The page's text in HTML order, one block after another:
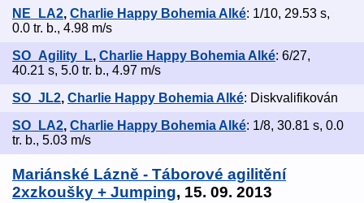
NE_LA2, Charlie Happy Bohemia Alké: 1/10, 29.53 s,
0.0 tr. b., 4.98 m/s
SO_Agility_L, Charlie Happy Bohemia Alké: 6/27,
40.21 s, 5.0 tr. b., 4.97 m/s
SO_JL2, Charlie Happy Bohemia Alké: Diskvalifikován
SO_LA2, Charlie Happy Bohemia Alké: 1/8, 30.81 s, 0.0
tr. b., 5.03 m/s
Mariánské Lázně - Táborové agilitění
2xzkoušky + Jumping, 15. 09. 2013